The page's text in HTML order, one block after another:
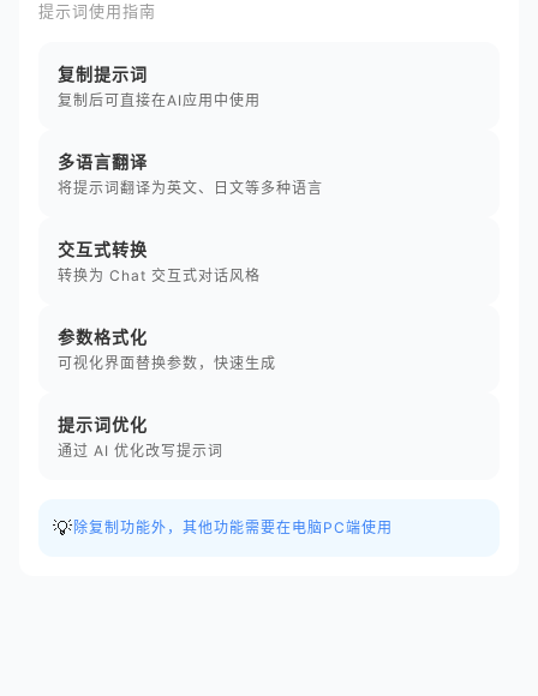
提示词使用指南
复制提示词
复制后可直接在AI应用中使用
多语言翻译
将提示词翻译为英文、日文等多种语言
交互式转换
转换为 Chat 交互式对话风格
参数格式化
可视化界面替换参数，快速生成
提示词优化
通过 AI 优化改写提示词
💡 除复制功能外，其他功能需要在电脑PC端使用